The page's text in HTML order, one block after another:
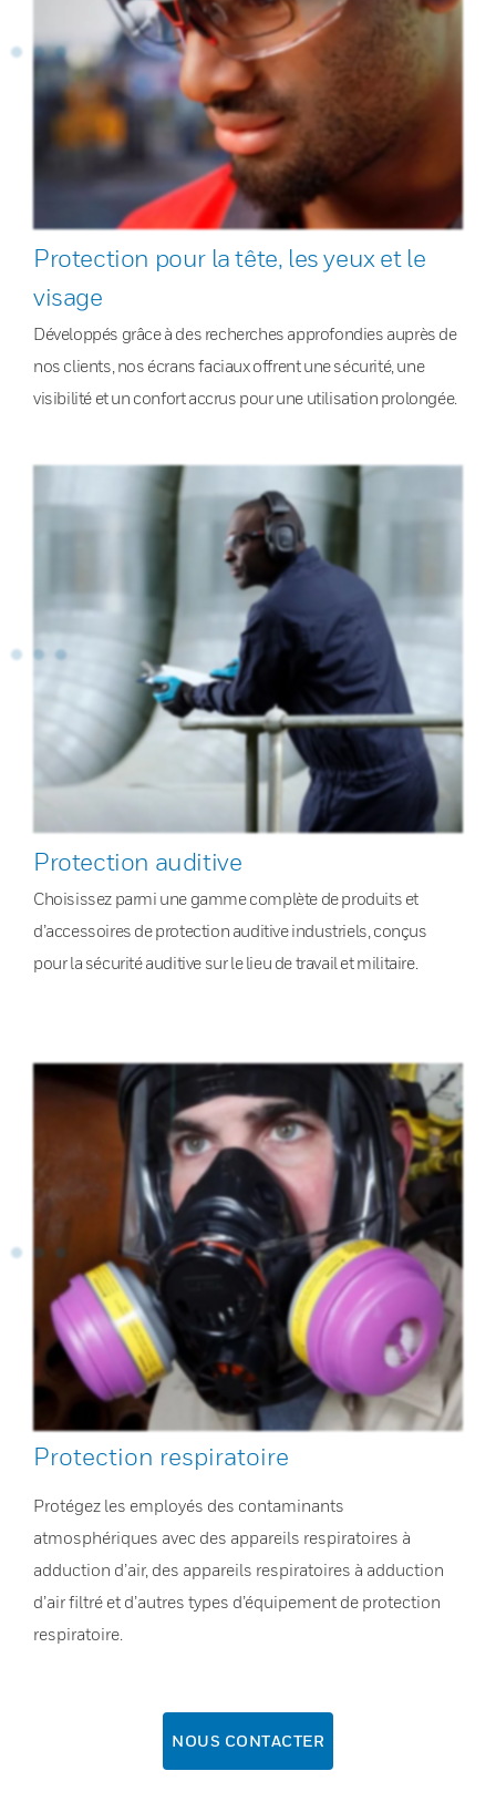
Protection pour la tête, les yeux et le
visage
Développés grâce à des recherches approfondies auprès de
nos clients, nos écrans faciaux offrent une sécurité, une
visibilité et un confort accrus pour une utilisation prolongée.
Protection auditive
Choisissez parmi une gamme complète de produits et
d’accessoires de protection auditive industriels, conçus
pour la sécurité auditive sur le lieu de travail et militaire.
Protection respiratoire
Protégez les employés des contaminants
atmosphériques avec des appareils respiratoires à
adduction d’air, des appareils respiratoires à adduction
d’air filtré et d’autres types d’équipement de protection
respiratoire.
NOUS CONTACTER